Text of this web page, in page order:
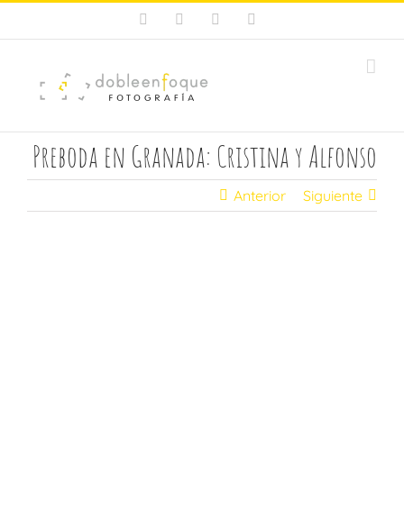
Saltar
contenido
Facebook Instagram
Preboda en Granada: Cristina y Alfonso
Anterior Siguiente